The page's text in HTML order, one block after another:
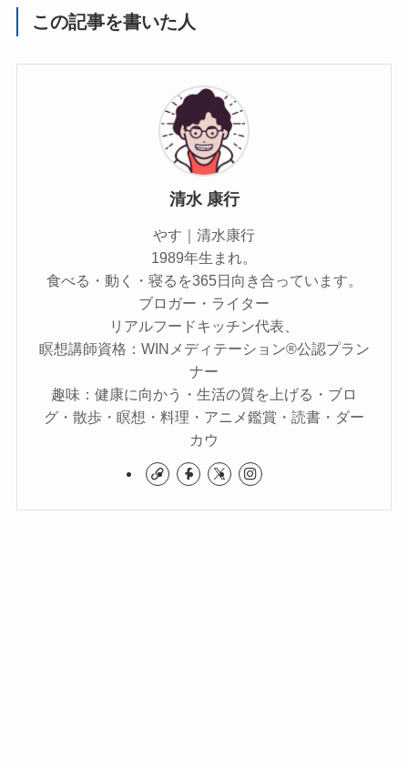
この記事を書いた人
清水 康行
やす｜清水康行
1989年生まれ。
食べる・動く・寝るを365日向き合っています。
ブロガー・ライター
リアルフードキッチン代表、
瞑想講師資格：WINメディテーション®公認プラン
ナー
趣味：健康に向かう・生活の質を上げる・ブロ
グ・散歩・瞑想・料理・アニメ鑑賞・読書・ダー
カウ